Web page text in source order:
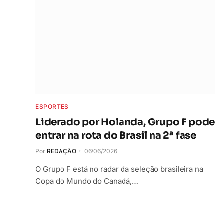
ESPORTES
Liderado por Holanda, Grupo F pode
entrar na rota do Brasil na 2ª fase
Por REDAÇÃO 06/06/2026
O Grupo F está no radar da seleção brasileira na
Copa do Mundo do Canadá,…